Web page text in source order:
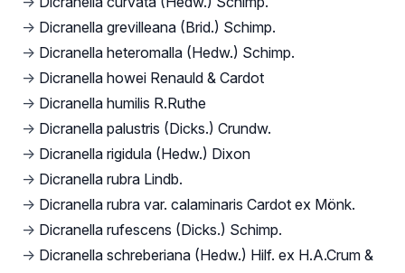
→ Dicranella grevilleana (Brid.) Schimp.
→ Dicranella heteromalla (Hedw.) Schimp.
→ Dicranella howei Renauld & Cardot
→ Dicranella humilis R.Ruthe
→ Dicranella palustris (Dicks.) Crundw.
→ Dicranella rigidula (Hedw.) Dixon
→ Dicranella rubra Lindb.
→ Dicranella rubra var. calaminaris Cardot ex Mönk.
→ Dicranella rufescens (Dicks.) Schimp.
→ Dicranella schreberiana (Hedw.) Hilf. ex H.A.Crum &